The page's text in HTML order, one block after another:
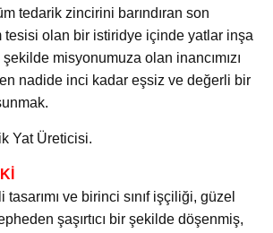
tedarik zincirini barındıran son
tesisi olan bir istiridye içinde yatlar inşa
misyonumuza olan inancımızı
nadide inci kadar eşsiz ve değerli bir
Yat Üreticisi.
ve birinci sınıf işçiliği, güzel
şaşırtıcı bir şekilde döşenmiş,